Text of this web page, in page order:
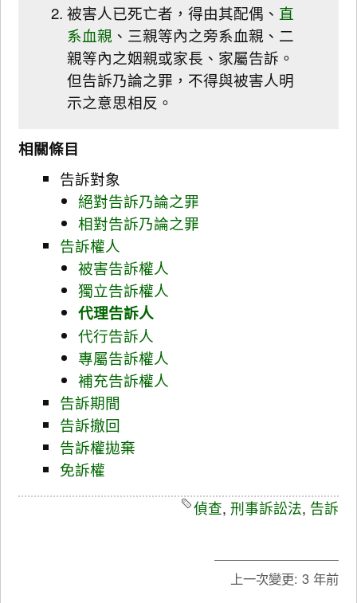
被害人已死亡者，得由其配偶、 直
系血親 、三親等內之旁系血親、二
親等內之姻親或家長、家屬告訴。
但告訴乃論之罪，不得與被害人明
示之意思相反。
相關條目
告訴對象
絕對告訴乃論之罪
相對告訴乃論之罪
告訴權人
被害告訴權人
獨立告訴權人
代理告訴人
代行告訴人
專屬告訴權人
補充告訴權人
告訴期間
告訴撤回
告訴權拋棄
免訴權
偵查, 刑事訴訟法, 告訴
上一次變更: 3 年前